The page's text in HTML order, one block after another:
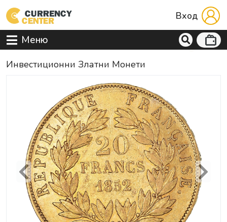
Вход
Меню
Инвестиционни Златни Монети
Previous Next